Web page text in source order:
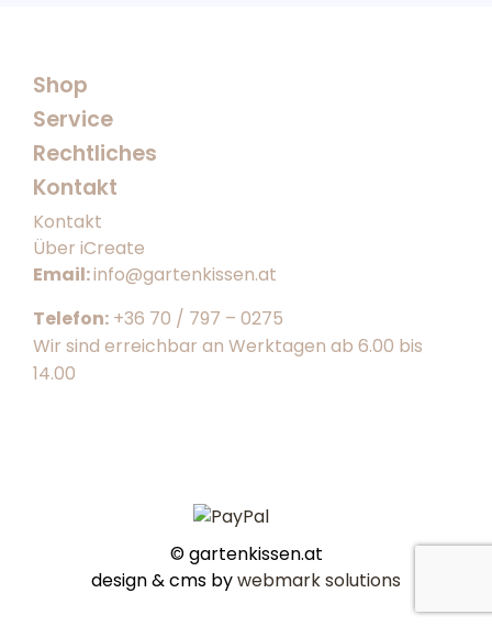
Shop
Service
Rechtliches
Kontakt
Kontakt
Über iCreate
Email:info@gartenkissen.at
Telefon: +36 70 / 797 – 0275
Wir sind erreichbar an Werktagen ab 6.00 bis
14.00
© gartenkissen.at
design & cms bywebmark solutions